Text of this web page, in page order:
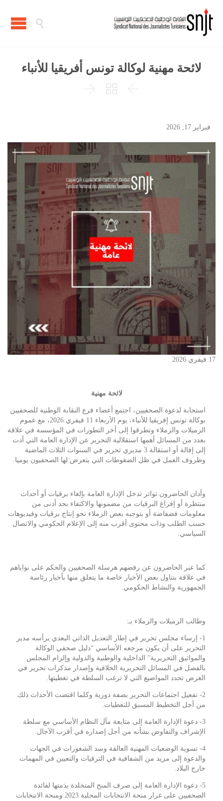

لائحة مهنية لوكالة تونس أفريقيا للأنباء



فبراير 17, 2026
17 فيفري 2026
لائحة مهنية
استجابة لدعوة الصحفيين، اجتمع أعضاء فرع النقابة الوطنية للصحفيين
بوكالة تونس إفريقيا للأنباء، يوم الأربعاء 11 فيفري 2026، مع عموم
الزميلات والزملاء وتطرقوا إلى أخر التطورات في المؤسسة في علاقة
بعدد من المسائل أهمها استقلالية التحرير عن الإدارة العامة التي أدت
إلى إقالة أو استقالة 3 مديري تحرير في السنوات الثلاث الماضية
وظروف العمل في ظل الضغوطات التي يتعرض لها الصحفيون يوميا.
وأدان الحاضرون تواتر تدخل الإدارة العامة بإلغاء برقيات أو أحداث
منتظرة أو إفراغ البرقيات من مضمونها والاكتفاء بحد أدنى من
معلومات فضفاضة أو بتوجيه بعض الزملاء نحو إنتاج برقيات وفيديوهات
حسب الطلب وذات محتوى أقرب منه إلى الإعلام الحكومي والاتصال
السياسي.
كما عبر الحاضرون عن رفضهم هرسلة الصحفيين والحكم على نواياهم
في علاقة بتناول بعض الأخبار خاصة ما يتعلق منها بأخبار رئاسة
الجمهورية والنشاط الحكومي.
وطالب الزميلات والزملاء بـ:
1- إرساء مجلس تحرير في إطار التعديل الذاتي البعدي يرأسه مدير
التحرير على أن يكون مرجعه الأساسي “دليل صحفي الوكالة
والمواثيق التحريرية” الداخلية والوطنية والدولية وإلزام المجلس
بالفصل في المسائل التحريرية الخلافية وإصدار مذكرات تحرير في
الغرض تحدد المواضيع التي لا ترغب السلطة في تغطيتها.
2- تفعيل اجتماعات التحرير بصفة دورية وكلما اقتضت الأحداث ذلك
من أجل التخطيط المسبق للتغطيات.
3- دعوة الإدارة العامة إلى متابعة مآل النظام الأساسي مع سلطة
الإشراف والتفاوض بشأنه من أجل إصداره في أقرب الآجال.
4- تسوية الوضعيات المهنية العالقة وسد الشغورات في الجهات
والدعوة إلى مزيد من الشفافية في الترقيات والتعيين في المهمات
خارج البلاد.
5- دعوة الإدارة العامة إلى صرف المنح المتخلدة بذمتها لفائدة
الصحفيين على غرار منحة الانتخابات المحلية 2023 ومنحة الانتخابات